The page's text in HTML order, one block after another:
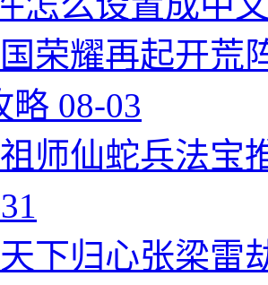
荣耀再起开荒
略 08-03
师仙蛇兵法宝
下归心张梁雷